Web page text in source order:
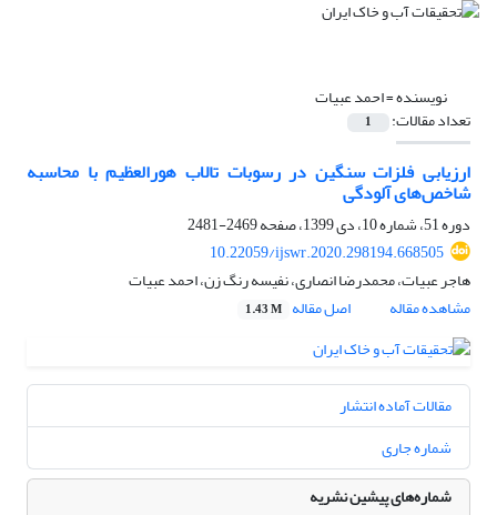
نویسنده =احمد عبیات
تعداد مقالات: 1
ارزیابی فلزات سنگین در رسوبات تالاب هورالعظیم با محاسبه
شاخص‌های آلودگی
دوره 51، شماره 10، دی 1399، صفحه
2469-2481
10.22059/ijswr.2020.298194.668505
هاجر عبیات، محمدرضا انصاری، نفیسه رنگ زن، احمد عبیات
مشاهده مقاله
اصل مقاله 1.43 M
مقالات آماده انتشار
شماره جاری
شماره‌های پیشین نشریه